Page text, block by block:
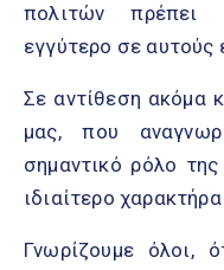
πολιτών πρέπει
εγγύτερο σε αυτούς
Σε αντίθεση ακόμα
μας, που
σημαντικό ρόλο
ιδιαίτερο
Γνωρίζουμε όλοι,